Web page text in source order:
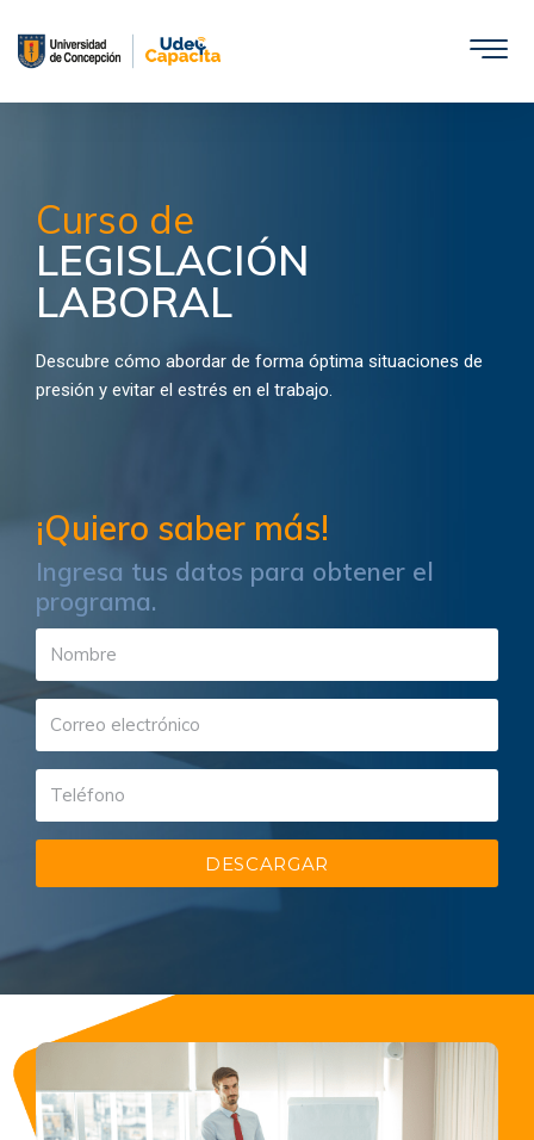
Saltar
Curso de
LEGISLACIÓN
LABORAL
Descubre cómo abordar de forma óptima situaciones de
presión y evitar el estrés en el trabajo.
¡Quiero saber más!
Ingresa tus datos para obtener el
programa.
DESCARGAR